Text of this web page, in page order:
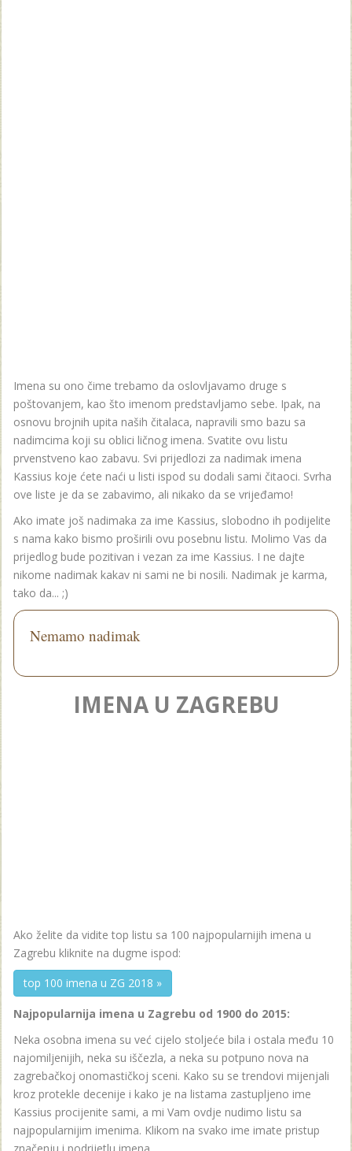
Imena su ono čime trebamo da oslovljavamo druge s
poštovanjem, kao što imenom predstavljamo sebe. Ipak, na
osnovu brojnih upita naših čitalaca, napravili smo bazu sa
nadimcima koji su oblici ličnog imena. Svatite ovu listu
prvenstveno kao zabavu. Svi prijedlozi za nadimak imena
Kassius koje ćete naći u listi ispod su dodali sami čitaoci. Svrha
ove liste je da se zabavimo, ali nikako da se vrijeđamo!
Ako imate još nadimaka za ime Kassius, slobodno ih podijelite
s nama kako bismo proširili ovu posebnu listu. Molimo Vas da
prijedlog bude pozitivan i vezan za ime Kassius. I ne dajte
nikome nadimak kakav ni sami ne bi nosili. Nadimak je karma,
tako da... ;)
Nemamo nadimak
IMENA U ZAGREBU
Ako želite da vidite top listu sa 100 najpopularnijih imena u
Zagrebu kliknite na dugme ispod:
top 100 imena u ZG 2018 »
Najpopularnija imena u Zagrebu od 1900 do 2015:
Neka osobna imena su već cijelo stoljeće bila i ostala među 10
najomiljenijih, neka su iščezla, a neka su potpuno nova na
zagrebačkoj onomastičkoj sceni. Kako su se trendovi mijenjali
kroz protekle decenije i kako je na listama zastupljeno ime
Kassius procijenite sami, a mi Vam ovdje nudimo listu sa
najpopularnijim imenima. Klikom na svako ime imate pristup
značenju i podrijetlu imena